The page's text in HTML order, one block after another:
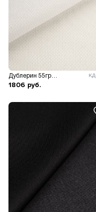
Дублерин 55гр/м.кв, ш.150см.
1806 руб.